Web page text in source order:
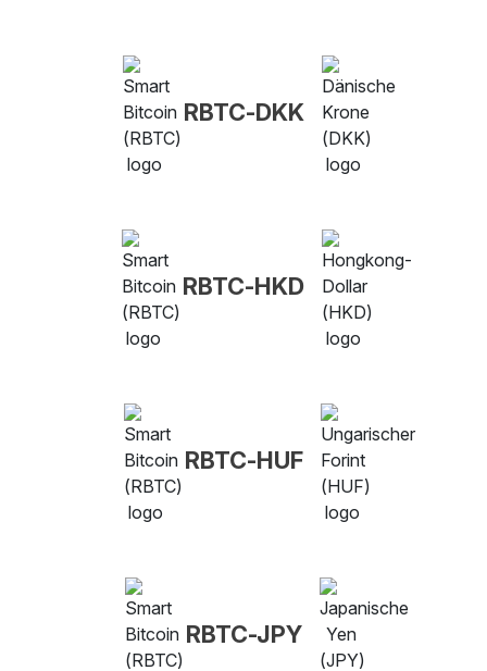
RBTC-DKK
RBTC-HKD
RBTC-HUF
RBTC-JPY